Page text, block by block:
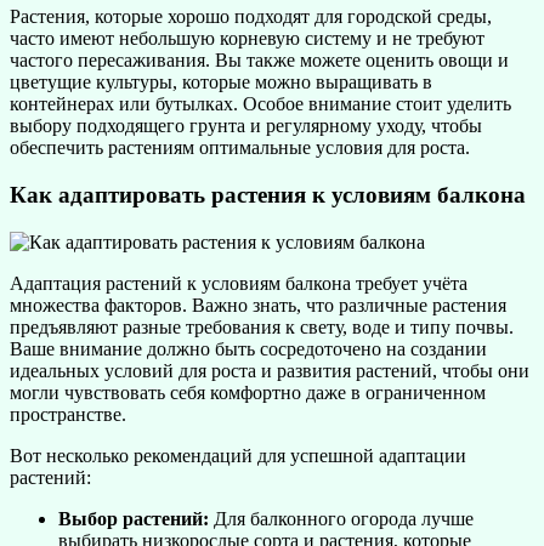
Растения, которые хорошо подходят для городской среды,
часто имеют небольшую корневую систему и не требуют
частого пересаживания. Вы также можете оценить овощи и
цветущие культуры, которые можно выращивать в
контейнерах или бутылках. Особое внимание стоит уделить
выбору подходящего грунта и регулярному уходу, чтобы
обеспечить растениям оптимальные условия для роста.
Как адаптировать растения к условиям балкона
Адаптация растений к условиям балкона требует учёта
множества факторов. Важно знать, что различные растения
предъявляют разные требования к свету, воде и типу почвы.
Ваше внимание должно быть сосредоточено на создании
идеальных условий для роста и развития растений, чтобы они
могли чувствовать себя комфортно даже в ограниченном
пространстве.
Вот несколько рекомендаций для успешной адаптации
растений:
Выбор растений: Для балконного огорода лучше
выбирать низкорослые сорта и растения, которые